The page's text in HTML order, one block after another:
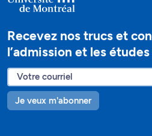
Recevez nos trucs et
l’admission et les études
Je veux m'abonner